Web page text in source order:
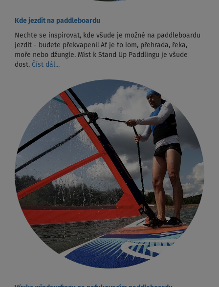
Kde jezdit na paddleboardu
Nechte se inspirovat, kde všude je možné na paddleboardu
jezdit - budete překvapeni! Ať je to lom, přehrada, řeka,
moře nebo džungle. Míst k Stand Up Paddlingu je všude
dost. Číst dál...